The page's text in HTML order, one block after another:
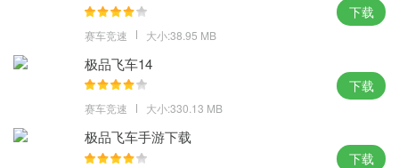
这是一款充满真实感和刺激感的竞速竞技类手机游戏，游戏还支持
实时多人在线竞技，玩家可以与世界各地的玩家同场竞技，体验赛
车的刺激与乐趣。
赛车竞速 大小:38.95 MB
下载
极品飞车14
赛车竞速 大小:330.13 MB
下载
极品飞车手游下载
下载